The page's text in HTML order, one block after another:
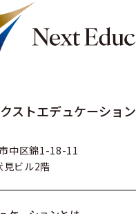
ストエデュケーション
中区錦1-18-11
見ビル2階